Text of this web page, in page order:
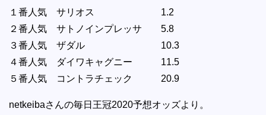
１番人気 サリオス 1.2
２番人気 サトノインプレッサ 5.8
３番人気 ザダル 10.3
４番人気 ダイワキャグニー 11.5
５番人気 コントラチェック 20.9
netkeibaさんの毎日王冠2020予想オッズより。